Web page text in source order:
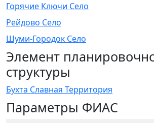
Горячие Ключи Село
Рейдово Село
Шуми-Городок Село
Элемент
структуры
Бухта Славная Территория
Параметры ФИАС